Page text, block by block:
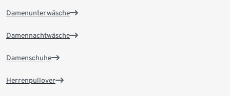
Damenunterwäsche
Damennachtwäsche
Damenschuhe
Herrenpullover